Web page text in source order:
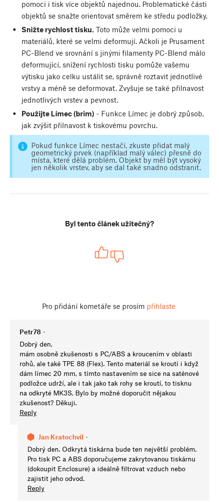
pomoci i tisk více objektů najednou. Problematické části
objektů se snažte orientovat směrem ke středu podložky.
Snižte rychlost tisku.Toto může velmi pomoci u
materiálů, které se velmi deformují. Ačkoli je Prusament
PC-Blend ve srovnání s jinými filamenty PC-Blend málo
deformující, snížení rychlosti tisku pomůže vašemu
výtisku jako celku ustálit se, správně roztavit jednotlivé
vrstvy a méně se deformovat. Zvyšuje se také přilnavost
jednotlivých vrstev a pevnost.
Použijte Límec (brim) - Funkce Límec je dobrý způsob,
jak zvýšit přilnavost k tiskovému povrchu.
Pokud funkce Límec nestačí, zkuste přidat malý
geometrický prvek (například malý válec) přesně do
místa, které dělá problém. Objekt by měl být vysoký
jen několik vrstev, aby se dal také snadno odstranit.
Byl tento článek užitečný?
Pro přidání kometáře se prosím přihlaste
Petr78 •
Dobrý den,
mám osobně zkušenosti s PC/ABS a kroucením v oblasti
rohů, ale také TPE 88 (Flex). Tento materiál se kroutí i když
dám límec 20 mm, s tímto nastavením se sice na saténové
podložce udrží, ale i tak jako tak rohy se kroutí, to tisknu
na odkryté MK3S. Bylo by možné doporučit nějakou
zkušenost? Děkuji.
Reply
Jan Kratochvíl •
Dobrý den. Odkrytá tiskárna bude ten největší problém.
Pro tisk PC a ABS doporučujeme zakrytovanou tiskárnu
(dokoupit Enclosure) a ideálně filtrovat vzduch nebo
zajistit jeho odvod.
Reply